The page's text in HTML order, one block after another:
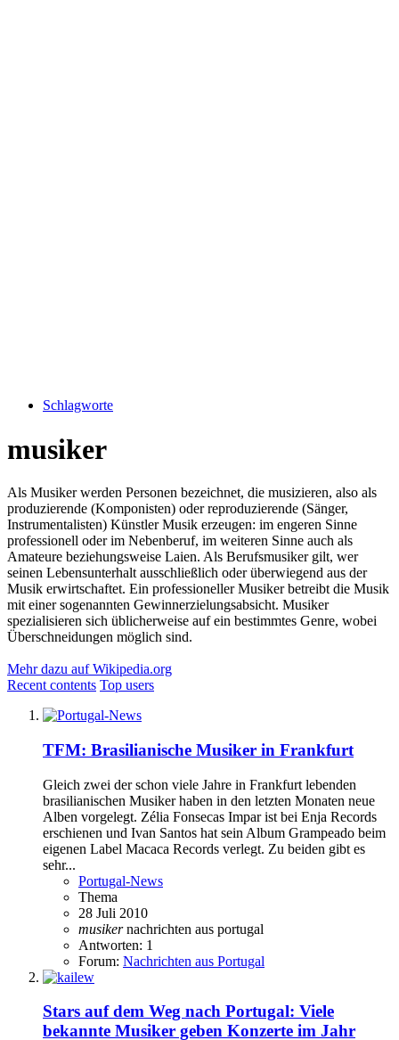
Schlagworte
musiker
Als Musiker werden Personen bezeichnet, die musizieren, also als
produzierende (Komponisten) oder reproduzierende (Sänger,
Instrumentalisten) Künstler Musik erzeugen: im engeren Sinne
professionell oder im Nebenberuf, im weiteren Sinne auch als
Amateure beziehungsweise Laien. Als Berufsmusiker gilt, wer
seinen Lebensunterhalt ausschließlich oder überwiegend aus der
Musik erwirtschaftet. Ein professioneller Musiker betreibt die Musik
mit einer sogenannten Gewinnerzielungsabsicht. Musiker
spezialisieren sich üblicherweise auf ein bestimmtes Genre, wobei
Überschneidungen möglich sind.
Mehr dazu auf Wikipedia.org
Recent contents Top users
TFM: Brasilianische Musiker in Frankfurt
Gleich zwei der schon viele Jahre in Frankfurt lebenden
brasilianischen Musiker haben in den letzten Monaten neue
Alben vorgelegt. Zélia Fonsecas Impar ist bei Enja Records
erschienen und Ivan Santos hat sein Album Grampeado beim
eigenen Label Macaca Records verlegt. Zu beiden gibt es
sehr...
Portugal-News
Thema
28 Juli 2010
musiker nachrichten aus portugal
Antworten: 1
Forum: Nachrichten aus Portugal
Stars auf dem Weg nach Portugal: Viele
bekannte Musiker geben Konzerte im Jahr